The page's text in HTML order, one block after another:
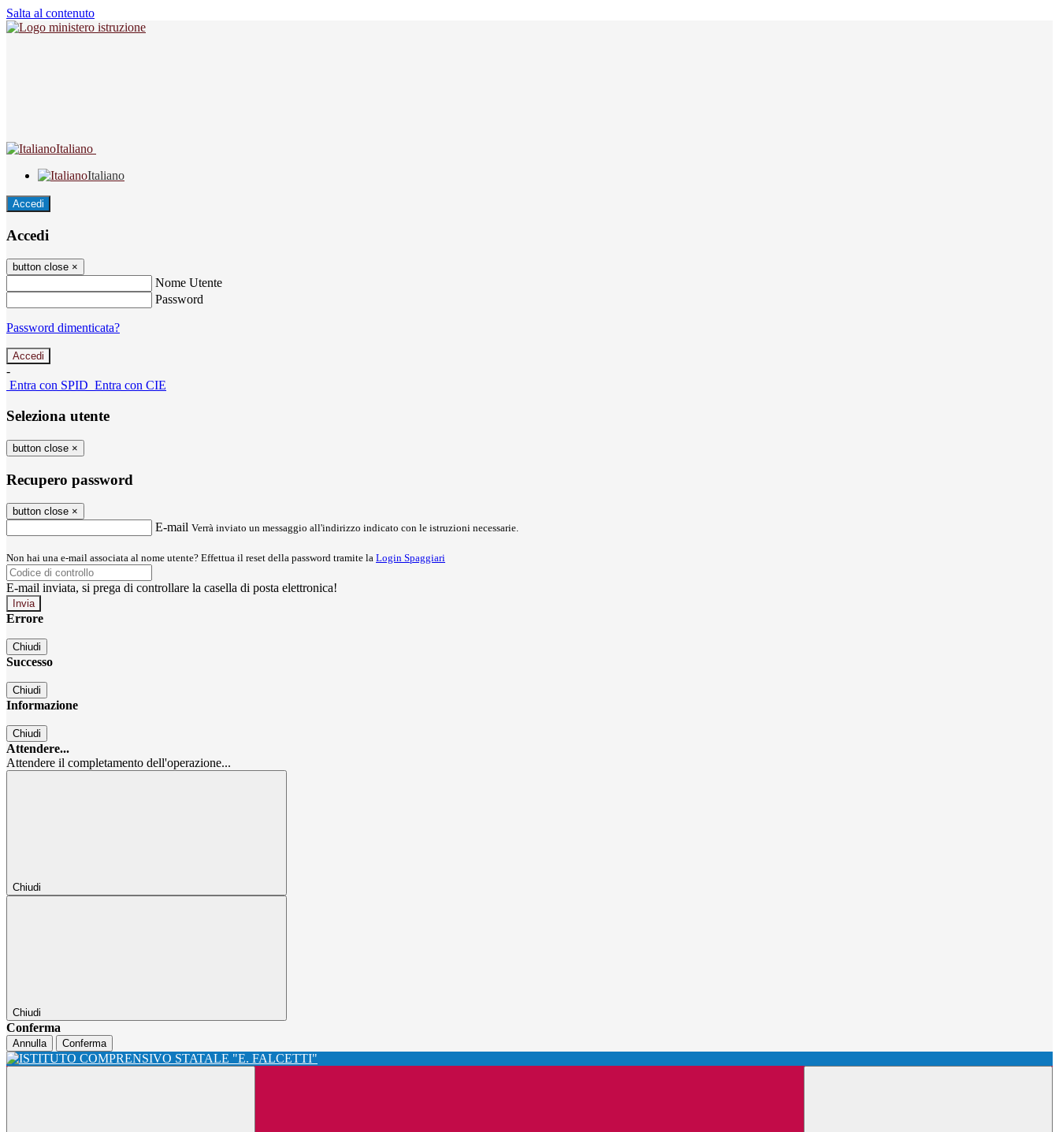
Salta al contenuto
Italiano
Italiano
Accedi
Accedi
button close ×
Nome Utente
Password
Password dimenticata?
-
Entra con SPID Entra con CIE
Seleziona utente
button close ×
Recupero password
button close ×
E-mail Verrà inviato un messaggio all'indirizzo indicato con le istruzioni necessarie.
Non hai una e-mail associata al nome utente? Effettua il reset della password tramite la Login Spaggiari
E-mail inviata, si prega di controllare la casella di posta elettronica!
Errore
Chiudi
Successo
Chiudi
Informazione
Chiudi
Attendere...
Attendere il completamento dell'operazione...
Chiudi
Chiudi
Conferma
Annulla Conferma